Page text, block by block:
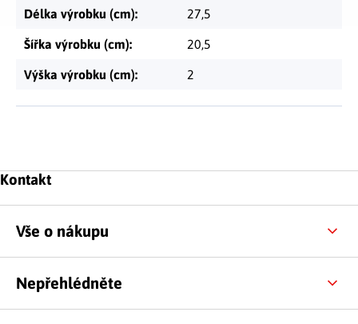
Délka výrobku (cm): 27,5
Šířka výrobku (cm): 20,5
Výška výrobku (cm): 2
Zápatí
Kontakt
Vše o nákupu
Nepřehlédněte